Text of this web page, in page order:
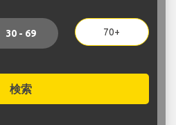
30 - 69 70+
検索